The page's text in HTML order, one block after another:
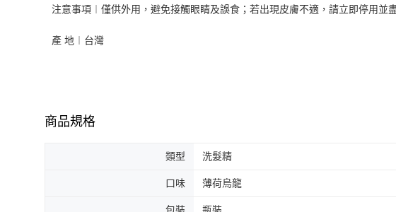
注意事項︱僅供外用，避免接觸眼睛及誤食；若出現皮膚不適，請立即停用並
產 地︱台灣
商品規格
類型 洗髮精
口味 薄荷烏龍